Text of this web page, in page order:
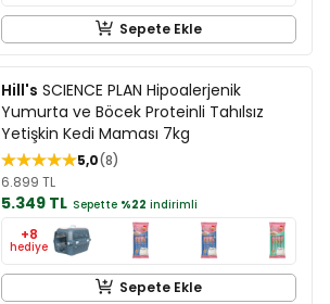
Sepete Ekle
Hill's SCIENCE PLAN Hipoalerjenik
Yumurta ve Böcek Proteinli Tahılsız
Yetişkin Kedi Maması 7kg
5,0 8
6.899 TL
5.349 TL Sepette %22 indirimli
+8
hediye
Sepete Ekle